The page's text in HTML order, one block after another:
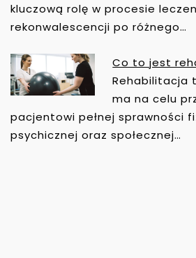
kluczową rolę w procesie
rekonwalescencji po różnego…
Co to jest
Rehabilitacja
ma na celu
pacjentowi pełnej sprawności
psychicznej oraz społecznej…